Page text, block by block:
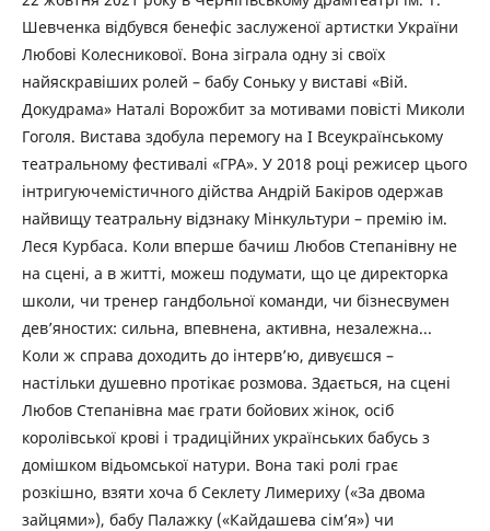
Шевченка відбувся бенефіс заслуженої артистки України
Любові Колесникової. Вона зіграла одну зі своїх
найяскравіших ролей – бабу Соньку у виставі «Вій.
Докудрама» Наталі Ворожбит за мотивами повісті Миколи
Гоголя. Вистава здобула перемогу на І Всеукраїнському
театральному фестивалі «ГРА». У 2018 році режисер цього
інтригуючемістичного дійства Андрій Бакіров одержав
найвищу театральну відзнаку Мінкультури – премію ім.
Леся Курбаса. Коли вперше бачиш Любов Степанівну не
на сцені, а в житті, можеш подумати, що це директорка
школи, чи тренер гандбольної команди, чи бізнесвумен
дев’яностих: сильна, впевнена, активна, незалежна...
Коли ж справа доходить до інтерв’ю, дивуєшся –
настільки душевно протікає розмова. Здається, на сцені
Любов Степанівна має грати бойових жінок, осіб
королівської крові і традиційних українських бабусь з
домішком відьомської натури. Вона такі ролі грає
розкішно, взяти хоча б Секлету Лимериху («За двома
зайцями»), бабу Палажку («Кайдашева сім’я») чи